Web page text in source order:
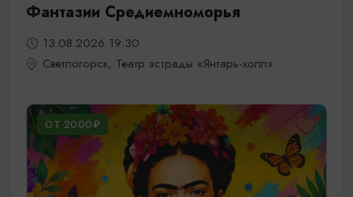
Фантазии Средиемноморья
13.08.2026 19:30
Светлогорск, Театр эстрады «Янтарь-холл»
ОТ 2000₽